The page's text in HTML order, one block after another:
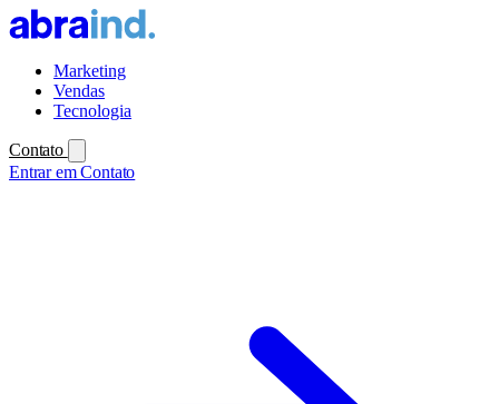
Marketing
Vendas
Tecnologia
Contato
Entrar em Contato